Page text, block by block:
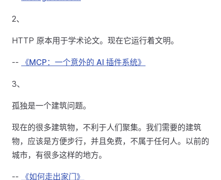
2、
HTTP 原本用于学术论文。现在它运行着文明。
-- 《MCP：一个意外的 AI 插件系统》
3、
孤独是一个建筑问题。
现在的很多建筑物，不利于人们聚集。我们需要的建筑
物，应该是方便步行，并且免费，不属于任何人。以前的
城市，有很多这样的地方。
-- 《如何走出家门》